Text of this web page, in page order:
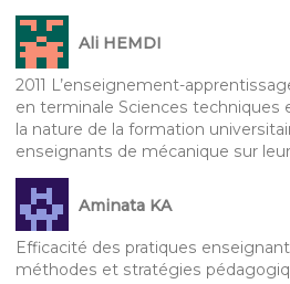
Ali HEMDI
2011 L’enseignement-
en terminale Sciences techniques
la nature de la formation
enseignants de mécanique sur
Aminata KA
Efficacité des pratiques
méthodes et stratégies